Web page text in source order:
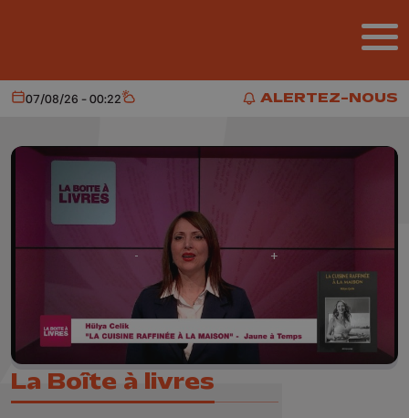
ALERTEZ-NOUS
ALERTEZ-NOUS
Aujourd'hui
07/08/26 - 00:22 Météo
La Boîte à livres